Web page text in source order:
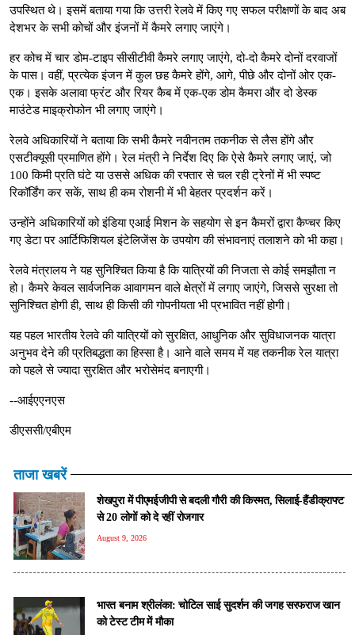
उपस्थित थे। इसमें बताया गया कि उत्तरी रेलवे में किए गए सफल परीक्षणों के बाद अब
देशभर के सभी कोचों और इंजनों में कैमरे लगाए जाएंगे।
हर कोच में चार डोम-टाइप सीसीटीवी कैमरे लगाए जाएंगे, दो-दो कैमरे दोनों दरवाजों
के पास। वहीं, प्रत्येक इंजन में कुल छह कैमरे होंगे, आगे, पीछे और दोनों ओर एक-
एक। इसके अलावा फ्रंट और रियर कैब में एक-एक डोम कैमरा और दो डेस्क
माउंटेड माइक्रोफोन भी लगाए जाएंगे।
रेलवे अधिकारियों ने बताया कि सभी कैमरे नवीनतम तकनीक से लैस होंगे और
एसटीक्यूसी प्रमाणित होंगे। रेल मंत्री ने निर्देश दिए कि ऐसे कैमरे लगाए जाएं, जो
100 किमी प्रति घंटे या उससे अधिक की रफ्तार से चल रही ट्रेनों में भी स्पष्ट
रिकॉर्डिंग कर सकें, साथ ही कम रोशनी में भी बेहतर प्रदर्शन करें।
उन्होंने अधिकारियों को इंडिया एआई मिशन के सहयोग से इन कैमरों द्वारा कैप्चर किए
गए डेटा पर आर्टिफिशियल इंटेलिजेंस के उपयोग की संभावनाएं तलाशने को भी कहा।
रेलवे मंत्रालय ने यह सुनिश्चित किया है कि यात्रियों की निजता से कोई समझौता न
हो। कैमरे केवल सार्वजनिक आवागमन वाले क्षेत्रों में लगाए जाएंगे, जिससे सुरक्षा तो
सुनिश्चित होगी ही, साथ ही किसी की गोपनीयता भी प्रभावित नहीं होगी।
यह पहल भारतीय रेलवे की यात्रियों को सुरक्षित, आधुनिक और सुविधाजनक यात्रा
अनुभव देने की प्रतिबद्धता का हिस्सा है। आने वाले समय में यह तकनीक रेल यात्रा
को पहले से ज्यादा सुरक्षित और भरोसेमंद बनाएगी।
--आईएएनएस
डीएससी/एबीएम
ताजा खबरें
शेखपुरा में पीएमईजीपी से बदली गौरी की किस्मत, सिलाई-हैंडीक्राफ्ट
से 20 लोगों को दे रहीं रोजगार
August 9, 2026
भारत बनाम श्रीलंका: चोटिल साई सुदर्शन की जगह सरफराज खान
को टेस्ट टीम में मौका